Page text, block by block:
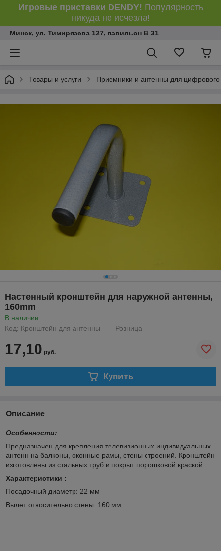
Игровые приставки DENDY! Популярность
никуда не исчезла!
Минск, ул. Тимирязева 127, павильон В-31
Товары и услуги Приемники и антенны для
Настенный кронштейн для наружной антенны,
160mm
В наличии
Код: Кронштейн для антенны
Розница
17,10 руб.
Купить
Описание
Особенности:
Предназначен для крепления телевизионных индивидуальных
антенн на балконы, оконные рамы, стены строений. Кронштейн
изготовлены из стальных труб и покрыт порошковой краской.
Характеристики :
Посадочный диаметр: 22 мм
Вылет относительно стены: 160 мм